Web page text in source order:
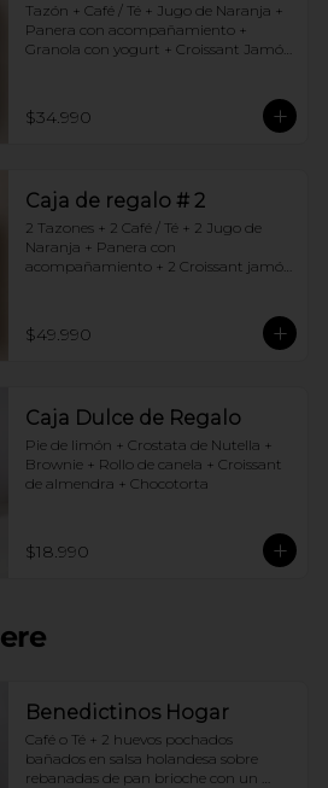
Tazón + Café / Té + Jugo de Naranja +
Panera con acompañamiento +
Granola con yogurt + Croissant Jamón
$34.990
Caja de regalo # 2
2 Tazones + 2 Café / Té + 2 Jugo de
Naranja + Panera con
acompañamiento + 2 Croissant jamón
$49.990
Caja Dulce de Regalo
Pie de limón + Crostata de Nutella +
Brownie + Rollo de canela + Croissant
de almendra + Chocotorta
$18.990
Benedictinos Hogar
Café o Té + 2 huevos pochados
bañados en salsa holandesa sobre
rebanadas de pan brioche con un